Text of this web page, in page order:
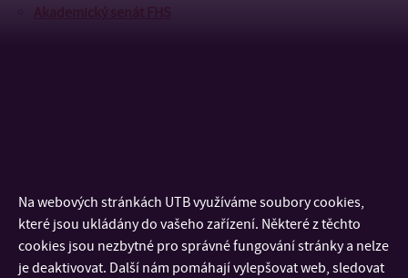
Akademický senát FHS
Na webových stránkách UTB využíváme soubory cookies,
které jsou ukládány do vašeho zařízení. Některé z těchto
cookies jsou nezbytné pro správné fungování stránky a nelze
je deaktivovat. Další nám pomáhají vylepšovat web, sledovat